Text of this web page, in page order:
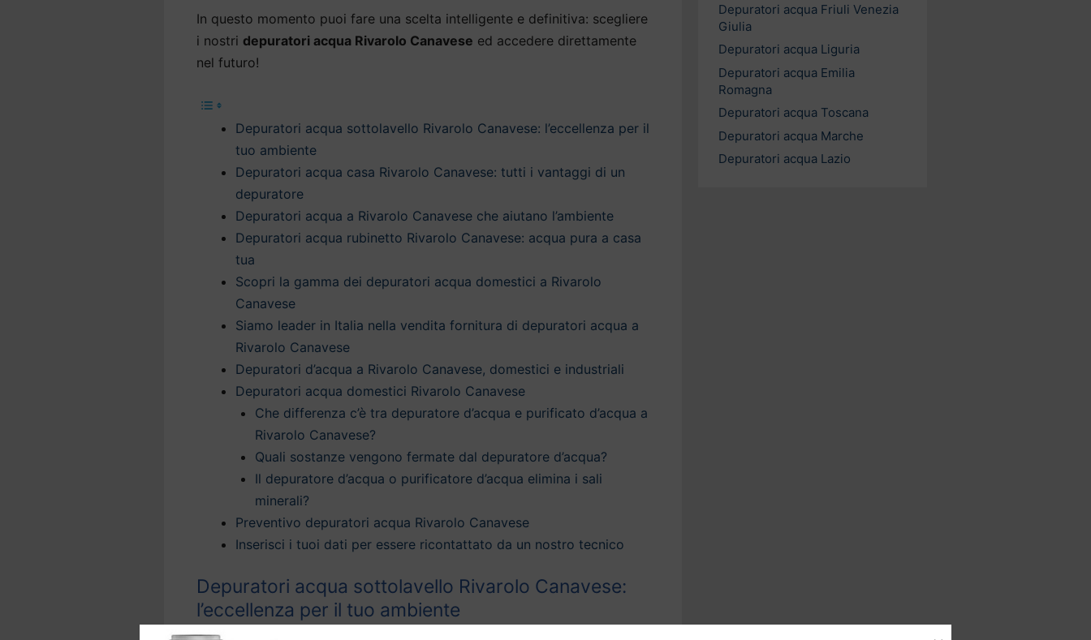
In questo momento puoi fare una scelta intelligente e definitiva: scegliere
i nostri depuratori acqua Rivarolo Canavese ed accedere direttamente
nel futuro!
Depuratori acqua sottolavello Rivarolo Canavese: l’eccellenza per il
tuo ambiente
Depuratori acqua casa Rivarolo Canavese: tutti i vantaggi di un
depuratore
Depuratori acqua a Rivarolo Canavese che aiutano l’ambiente
Depuratori acqua rubinetto Rivarolo Canavese: acqua pura a casa
tua
Scopri la gamma dei depuratori acqua domestici a Rivarolo
Canavese
Siamo leader in Italia nella vendita fornitura di depuratori acqua a
Rivarolo Canavese
Depuratori d’acqua a Rivarolo Canavese, domestici e industriali
Depuratori acqua domestici Rivarolo Canavese
Che differenza c’è tra depuratore d’acqua e purificato d’acqua a
Rivarolo Canavese?
Quali sostanze vengono fermate dal depuratore d’acqua?
Il depuratore d’acqua o purificatore d’acqua elimina i sali
minerali?
Preventivo depuratori acqua Rivarolo Canavese
Inserisci i tuoi dati per essere ricontattato da un nostro tecnico
Depuratori acqua sottolavello Rivarolo Canavese:
l’eccellenza per il tuo ambiente
Depuratori acqua Friuli Venezia
Giulia
Depuratori acqua Liguria
Depuratori acqua Emilia
Romagna
Depuratori acqua Toscana
Depuratori acqua Marche
Depuratori acqua Lazio